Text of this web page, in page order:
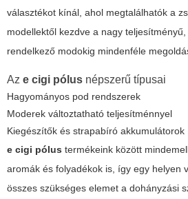
választékot kínál, ahol megtalálhatók a
modellektől kezdve a nagy
rendelkező modokig mindenféle
Az e cigi pólus népszerű típusai
Hagyományos pod rendszerek
Moderek változtatható teljesítménnyel
Kiegészítők és strapabíró akkumulátorok
e cigi pólus termékeink között
aromák és folyadékok is, így egy helyen
összes szükséges elemet a dohányzási